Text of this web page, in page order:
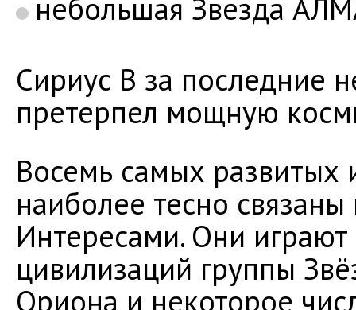
небольшая Звезда
Сириус В за последние
претерпел мощную
Восемь самых развитых
наиболее тесно
Интересами. Они
цивилизаций группы
Ориона и некоторое